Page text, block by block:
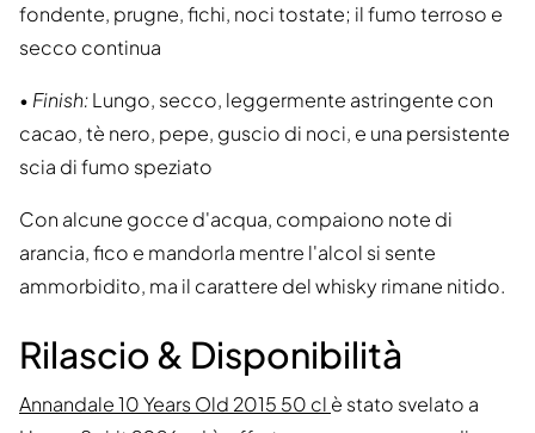
fondente, prugne, fichi, noci tostate; il fumo terroso e
secco continua
• Finish:Lungo, secco, leggermente astringente con
cacao, tè nero, pepe, guscio di noci, e una persistente
scia di fumo speziato
Con alcune gocce d'acqua, compaiono note di
arancia, fico e mandorla mentre l'alcol si sente
ammorbidito, ma il carattere del whisky rimane nitido.
Rilascio & Disponibilità
Annandale 10 Years Old 2015 50 cl è stato svelato a